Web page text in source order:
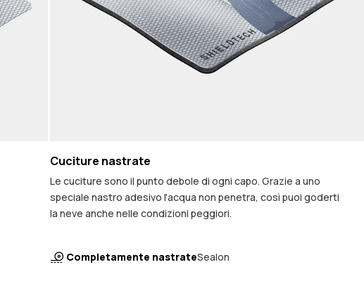
Cuciture nastrate
Le cuciture sono il punto debole di ogni capo. Grazie a uno
speciale nastro adesivo l'acqua non penetra, così puoi goderti
la neve anche nelle condizioni peggiori.
Completamente nastrateSealon